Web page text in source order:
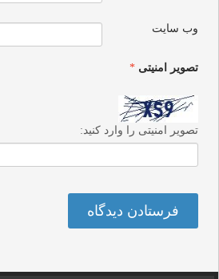
وب‌ سایت
تصویر امنیتی*
تصویر امنیتی را وارد کنید: